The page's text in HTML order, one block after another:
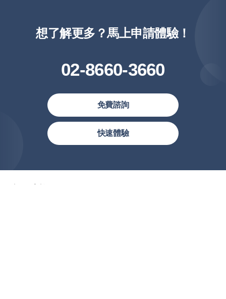
想了解更多？馬上申請體驗！
02-8660-3660
免費諮詢
快速體驗
繁體中文
United States (English)